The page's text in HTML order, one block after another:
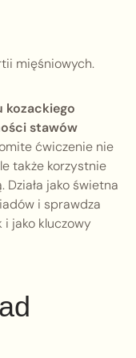
mięśniowych.
kozackiego
stawów
ćwiczenie nie
także korzystnie
Działa jako świetna
i sprawdza
i jako kluczowy